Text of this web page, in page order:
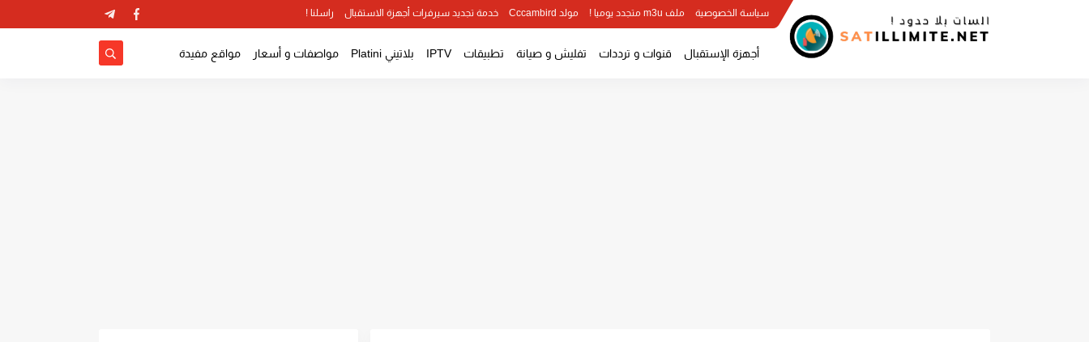
سياسة الخصوصية ملف m3u متجدد يوميا ! مولد Cccambird خدمة تجديد سيرفرات أجهزة الاستقبال راسلنا !
أجهزة الإستقبال قنوات و ترددات تفليش و صيانة تطبيقات IPTV بلاتيني Platini مواصفات و أسعار مواقع مفيدة